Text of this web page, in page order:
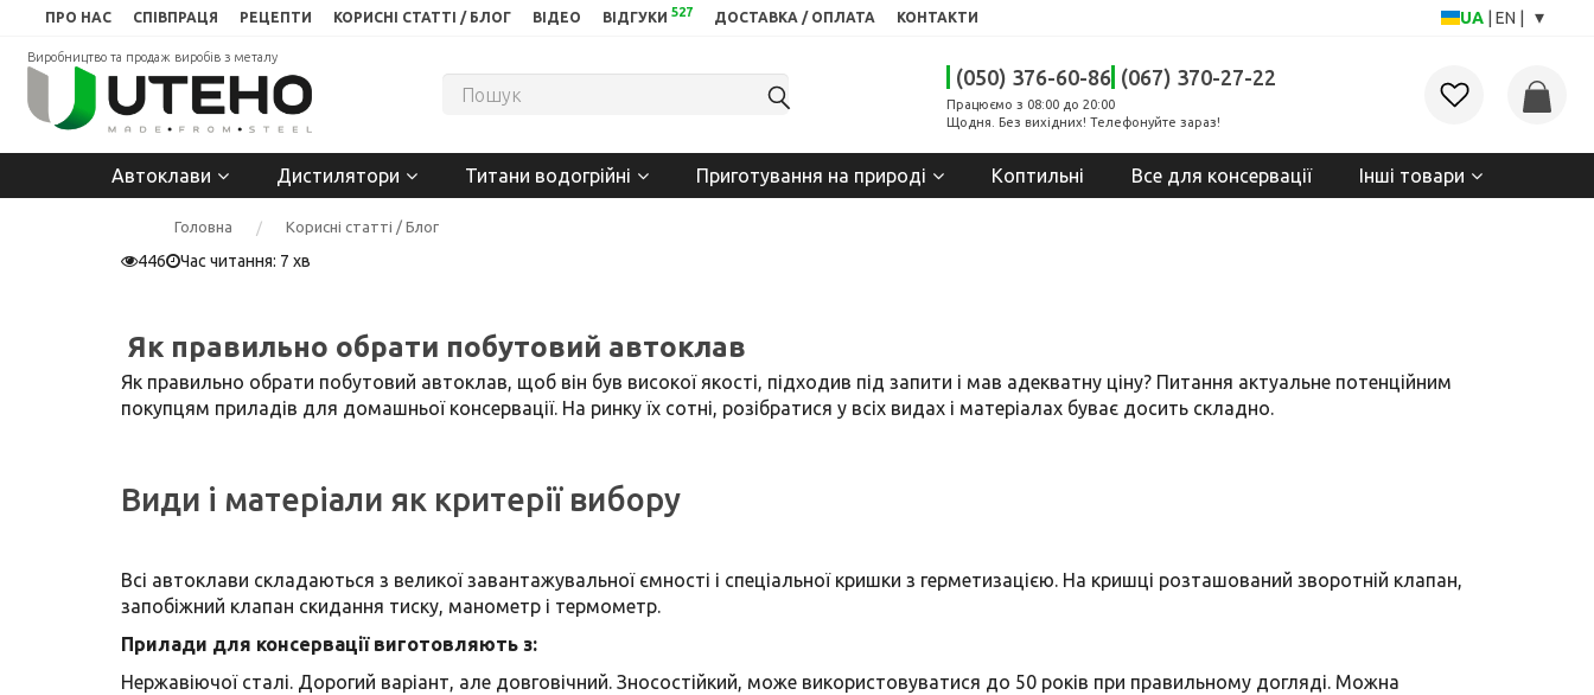
ПРО НАС СПІВПРАЦЯ РЕЦЕПТИ КОРИСНІ СТАТТІ / БЛОГ ВІДЕО ВІДГУКИ 527 ДОСТАВКА / ОПЛАТА КОНТАКТИ UA EN ▾
Виробництво та продаж виробів з металу
(050) 376-60-86 (067) 370-27-22
Працюємо з 08:00 до 20:00
Щодня. Без вихідних! Телефонуйте зараз!
Автоклави Дистилятори Титани водогрійні Приготування на природі Коптильні Все для консервації Інші товари
Головна Корисні статті / Блог
446 Час читання: 7 хв
Як правильно обрати побутовий автоклав
Як правильно обрати побутовий автоклав, щоб він був високої якості, підходив під запити і мав адекватну ціну? Питання актуальне потенційним
покупцям приладів для домашньої консервації. На ринку їх сотні, розібратися у всіх видах і матеріалах буває досить складно.
Види і матеріали як критерії вибору
Всі автоклави складаються з великої завантажувальної ємності і спеціальної кришки з герметизацією. На кришці розташований зворотній клапан,
запобіжний клапан скидання тиску, манометр і термометр.
Прилади для консервації виготовляють з:
Нержавіючої сталі. Дорогий варіант, але довговічний. Зносостійкий, може використовуватися до 50 років при правильному догляді. Можна